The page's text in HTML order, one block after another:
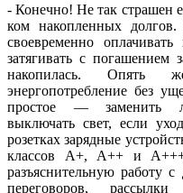
- Конечно! Не так страшен
ком накопленных
своевременно
затягивать с погашением
накопилась. Опять
энергопотребление без
простое — заменить
выключать свет, если
розетках зарядные
классов А+, А++ и А+++.
разъяснительную работу
переговоров, рассылки